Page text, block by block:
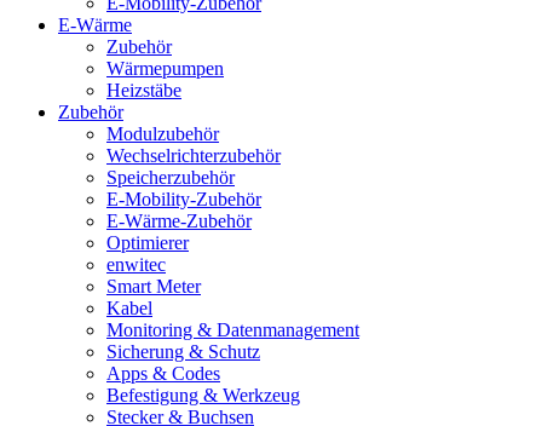
E-Wärme
Zubehör
Wärmepumpen
Heizstäbe
Zubehör
Modulzubehör
Wechselrichterzubehör
Speicherzubehör
E-Mobility-Zubehör
E-Wärme-Zubehör
Optimierer
enwitec
Smart Meter
Kabel
Monitoring & Datenmanagement
Sicherung & Schutz
Apps & Codes
Befestigung & Werkzeug
Stecker & Buchsen